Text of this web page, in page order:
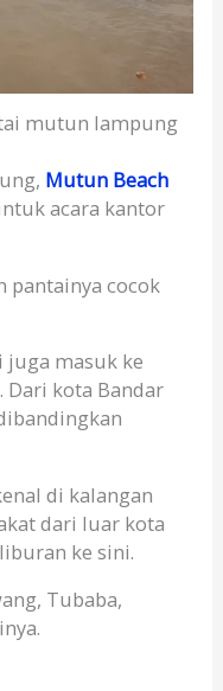
mutun lampung
Mutun Beach
acara kantor
pantainya cocok
masuk ke
Dari kota Bandar
di kalangan
dari luar kota
ke sini.
Tubaba,